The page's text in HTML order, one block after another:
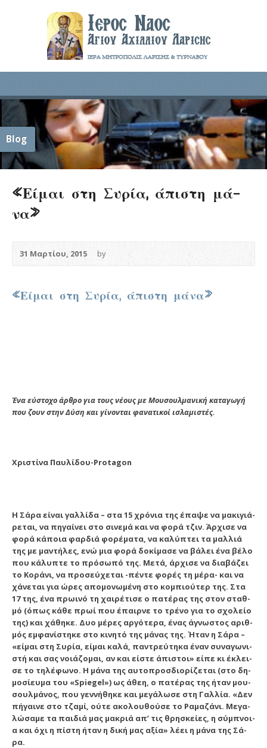
Blog
«Εί­μαι στη Συ­ρί­α, ά­πι­στη μά­
να»
31 Μαρτίου, 2015 by
«Εί­μαι στη Συ­ρί­α, ά­πι­στη μά­να»
Ένα εύστοχο άρθρο για τους νέους με Μουσουλμανική καταγωγή
που ζουν στην Δύση και γίνονται φανατικοί ισλαμιστές.
Χρι­στί­να Παυ­λί­δου-Protagon
Η Σά­ρα εί­ναι γαλ­λί­δα – στα 15 χρό­νια της έ­πα­ψε να μα­κι­γι­ά­
ρε­ται, να πη­γαί­νει στο σι­νε­μά και να φο­ρά τζιν. Άρ­χι­σε να
φο­ρά κά­ποι­α φαρ­διά φο­ρέ­μα­τα, να κα­λύ­πτει τα μαλ­λιά
της με μαν­τή­λες, ε­νώ μια φο­ρά δο­κί­μα­σε να βά­λει έ­να βέ­λο
που κά­λυ­πτε το πρό­σω­πό της. Με­τά, άρ­χι­σε να δι­α­βά­ζει
το Κο­ρά­νι, να προ­σεύ­χε­ται -πέν­τε φο­ρές τη μέ­ρα- και να
χά­νε­ται για ώ­ρες α­πο­μο­νω­μέ­νη στο κομ­πι­ού­τερ της. Στα
17 της, έ­να πρω­ι­νό τη χαι­ρέ­τι­σε ο πα­τέ­ρας της στον σταθ­
μό (ό­πως κά­θε πρω­ί που έ­παιρ­νε το τρέ­νο για το σχο­λεί­ο
της) και χά­θη­κε. Δυ­ο μέ­ρες αρ­γό­τε­ρα, έ­νας ά­γνω­στος α­ριθ­
μός εμ­φα­νί­στη­κε στο κι­νη­τό της μά­νας της. Ή­ταν η Σά­ρα –
«εί­μαι στη Συ­ρί­α, εί­μαι κα­λά, παν­τρεύ­τη­κα έ­ναν συ­να­γω­νι­
στή και σας νοι­ά­ζο­μαι, αν και εί­στε ά­πι­στοι» εί­πε κι έ­κλει­
σε το τη­λέ­φω­νο. Η μά­να της αυ­το­προσ­δι­ο­ρί­ζε­ται (στο δη­
μο­σί­ευ­μα του «Spiegel») ως ά­θε­η, ο πα­τέ­ρας της ή­ταν μου­
σουλ­μά­νος, που γεν­νή­θη­κε και με­γά­λω­σε στη Γαλ­λί­α. «Δεν
πή­γαι­νε στο τζα­μί, ού­τε α­κο­λου­θού­σε το Ρα­μα­ζά­νι. Με­γα­
λώ­σα­με τα παι­διά μας μα­κριά α­π’ τις θρη­σκεί­ες, η σύμ­πνοι­
α και ό­χι η πί­στη ή­ταν η δι­κή μας α­ξί­α» λέ­ει η μά­να της Σά­
ρα.